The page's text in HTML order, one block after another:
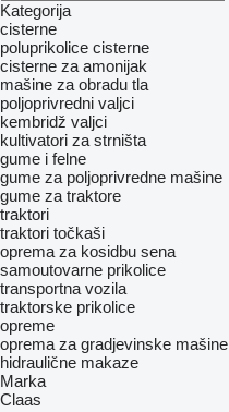
Kategorija
cisterne
poluprikolice cisterne
cisterne za amonijak
mašine za obradu tla
poljoprivredni valjci
kembridž valjci
kultivatori za strništa
gume i felne
gume za poljoprivredne mašine
gume za traktore
traktori
traktori točkaši
oprema za kosidbu sena
samoutovarne prikolice
transportna vozila
traktorske prikolice
opreme
oprema za gradjevinske mašine
hidraulične makaze
Marka
Claas